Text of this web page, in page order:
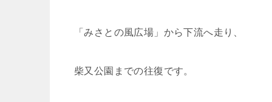
「みさとの風広場」から下流へ走り、
柴又公園までの往復です。